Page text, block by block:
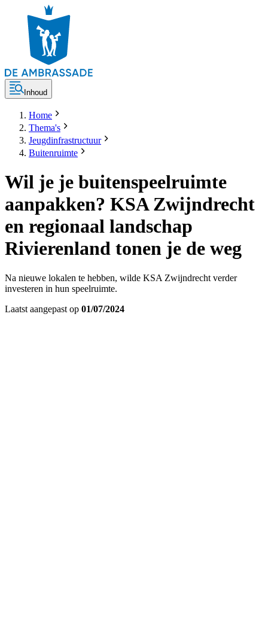
Inhoud
Home
Thema's
Jeugdinfrastructuur
Buitenruimte
Wil je je buitenspeelruimte
aanpakken? KSA Zwijndrecht
en regionaal landschap
Rivierenland tonen je de weg
Na nieuwe lokalen te hebben, wilde KSA Zwijndrecht verder
investeren in hun speelruimte.
Laatst aangepast op 01/07/2024